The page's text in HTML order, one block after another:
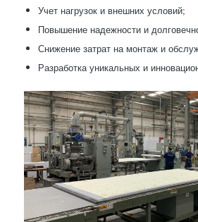
Учет нагрузок и внешних условий;
Повышение надежности и
Снижение затрат на монтаж и
Разработка уникальных и